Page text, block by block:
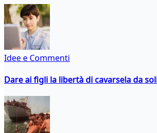
Idee e Commenti
Dare ai figli la libertà di cavarsela da